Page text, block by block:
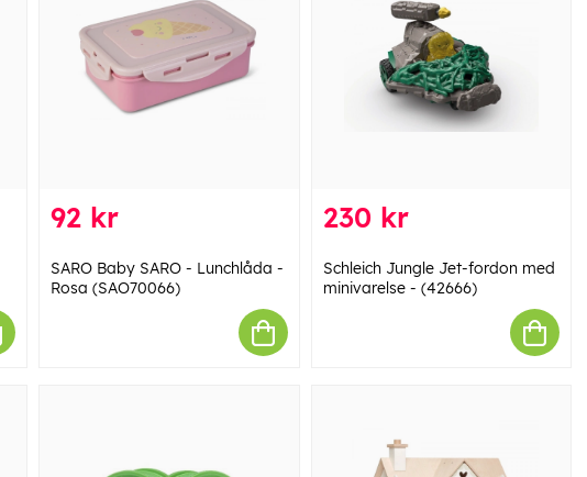
92 kr
SARO Baby SARO - Lunchlåda -
Rosa (SAO70066)
230 kr
Schleich Jungle Jet-fordon med
minivarelse - (42666)